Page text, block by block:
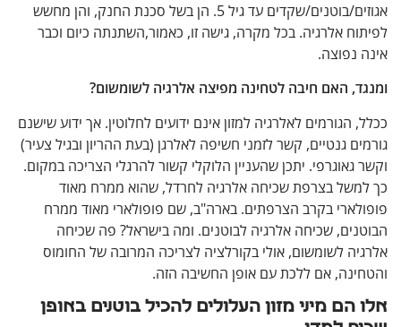
אגוזים/בוטנים/שקדים עד גיל 5. הן בשל סכנת החנק, והן מחשש
אלרגיה. בכל מקרה, גישה זו, כאמור,השתנתה כיום וכבר
האם חיבה לטחינה מפיצה אלרגיה לשומשום?
הגורמים לאלרגיה למזון אינם ידועים לחלוטין. אך ידוע שישנם
גנטיים, קשר לזמני חשיפה לאלרגן (בעת ההריון ובגיל צעיר)
גאוגרפי. יתכן שהעניין הלוקלי קשור להרגלי הצריכה במקום.
בצרפת שכיחה אלרגיה לחרדל, שהוא ממרח מאוד
בקרב הצרפתים. בארה"ב, שם פופולארי מאוד ממרח
שכיחה אלרגיה לבוטנים. ומה בישראל? פה שכיחה
לשומשום, אולי בקורלציה לצריכה המרובה של החומוס
אם ללכת עם אופן החשיבה הזה.
הם מיני מזון העלולים להכיל בוטנים באופן